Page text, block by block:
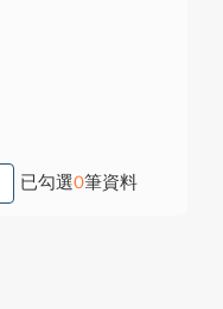
已勾選0筆資料